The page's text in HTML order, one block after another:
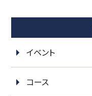
イベント
コース